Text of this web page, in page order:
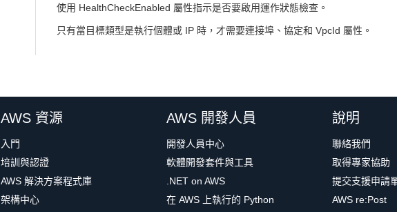
使用 HealthCheckEnabled 屬性指示是否要啟用運作狀態檢查。
只有當目標類型是執行個體或 IP 時，才需要連接埠、協定和 VpcId 屬性。
AWS 資源
入門
培訓與認證
AWS 解決方案程式庫
架構中心
AWS 開發人員
開發人員中心
軟體開發套件與工具
.NET on AWS
在 AWS 上執行的 Python
說明
聯絡我們
取得專家協助
提交支援申請
AWS re:Post